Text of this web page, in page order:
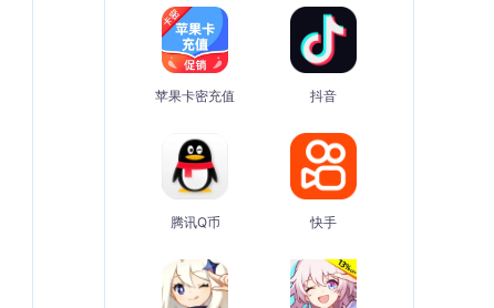
苹果卡密充值 抖音
腾讯Q币 快手